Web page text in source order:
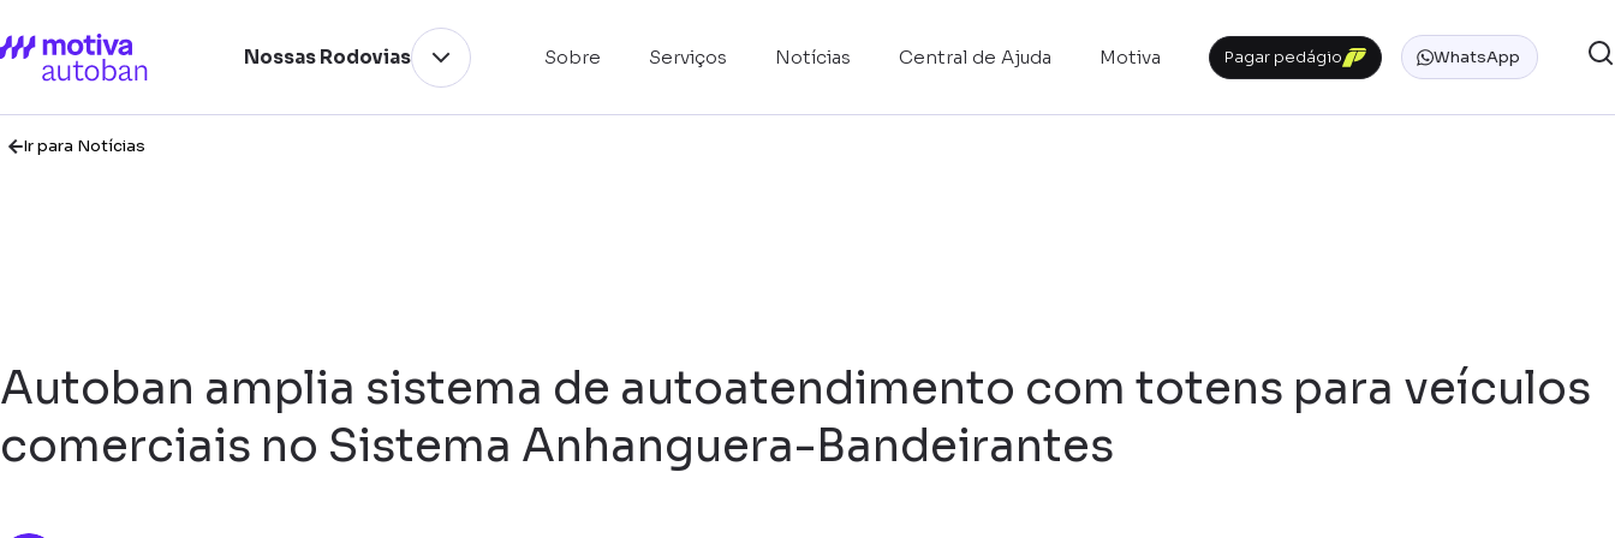
Nossas Rodovias Sobre Serviços Notícias Central de Ajuda Motiva Pagar pedágio WhatsApp
Ir para Notícias
Autoban amplia sistema de autoatendimento com totens para veículos
comerciais no Sistema Anhanguera-Bandeirantes